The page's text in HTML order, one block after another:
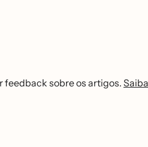
feedback sobre os artigos.